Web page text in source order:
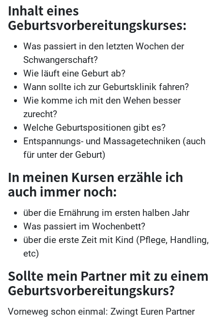
Inhalt eines
Geburtsvorbereitungskurses:
Was passiert in den letzten Wochen der
Schwangerschaft?
Wie läuft eine Geburt ab?
Wann sollte ich zur Geburtsklinik fahren?
Wie komme ich mit den Wehen besser
zurecht?
Welche Geburtspositionen gibt es?
Entspannungs- und Massagetechniken (auch
für unter der Geburt)
In meinen Kursen erzähle ich
auch immer noch:
über die Ernährung im ersten halben Jahr
Was passiert im Wochenbett?
über die erste Zeit mit Kind (Pflege, Handling,
etc)
Sollte mein Partner mit zu einem
Geburtsvorbereitungskurs?
Vorneweg schon einmal: Zwingt Euren Partner